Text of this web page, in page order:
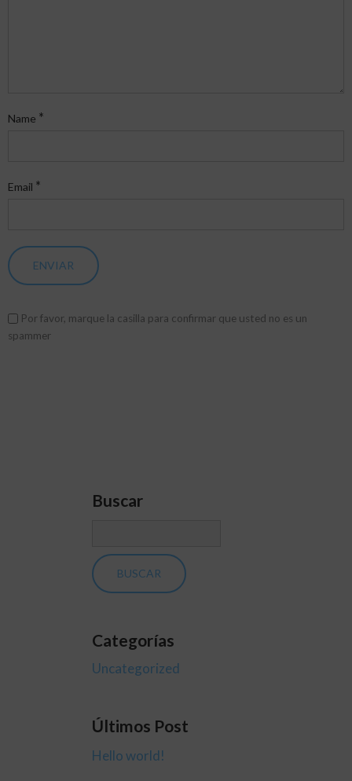
Name *
Email *
Por favor, marque la casilla para confirmar que usted no es un
spammer
Buscar
Categorías
Uncategorized
Últimos Post
Hello world!